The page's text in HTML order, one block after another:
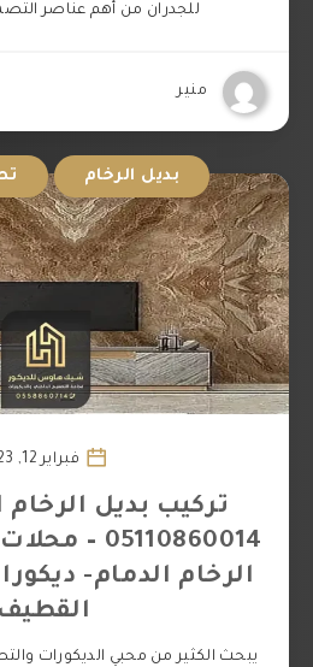
للجدران من أهم عناصر
منير
بديل الرخام
فبراير 12, 2023
تركيب بديل
الرخام الدمام-
القطيف
يبحث الكثير من محبي الديكورات